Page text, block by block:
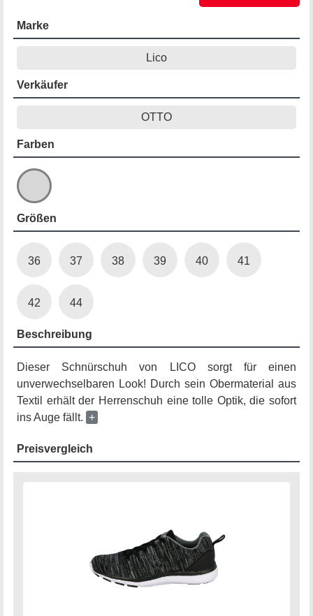
Marke
Lico
Verkäufer
OTTO
Farben
Größen
36 37 38 39 40 41
42 44
Beschreibung
Dieser Schnürschuh von LICO sorgt für einen
unverwechselbaren Look! Durch sein Obermaterial aus
Textil erhält der Herrenschuh eine tolle Optik, die sofort
ins Auge fällt. +
Preisvergleich